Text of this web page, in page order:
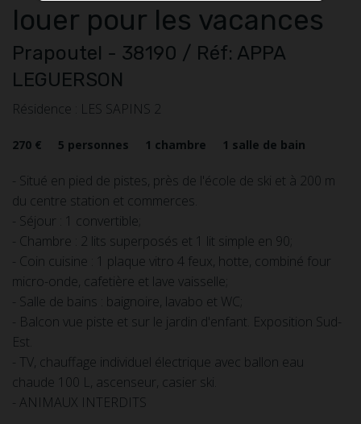
louer pour les vacances
Prapoutel - 38190 / Réf: APPA
LEGUERSON
Résidence : LES SAPINS 2
270 € 5 personnes 1 chambre 1 salle de bain
- Situé en pied de pistes, près de l'école de ski et à 200 m
du centre station et commerces. ​
- Séjour : 1 convertible;
- Chambre : 2 lits superposés et 1 lit simple en 90;
- Coin cuisine : 1 plaque vitro 4 feux, hotte, combiné four
micro-onde, cafetière et lave vaisselle;
- Salle de bains : baignoire, lavabo et WC;
- Balcon vue piste et sur le jardin d'enfant. Exposition Sud-
Est.
- TV, chauffage individuel électrique avec ballon eau
chaude 100 L, ascenseur, casier ski.
- ANIMAUX INTERDITS